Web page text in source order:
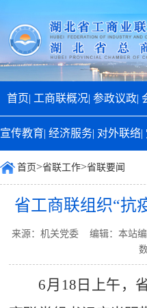
首页| 工商联概况| 参政议政|
宣传教育| 经济服务| 对外联络|
首页>省联工作>省联要闻
省工商联组织“抗
来源：机关党委 编辑：本站
6月 18 日 上午，